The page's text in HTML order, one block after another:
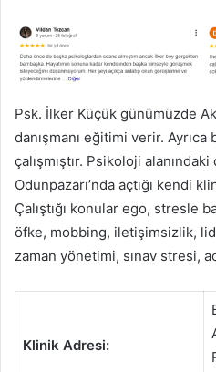
Psk. İlker Küçük günümüzde
danışmanı eğitimi verir.
çalışmıştır. Psikoloji alanındaki
Odunpazarı’nda açtığı kendi
Çalıştığı konular ego, stresle
öfke, mobbing, iletişimsizlik,
zaman yönetimi, sınav stresi,
Klinik Adresi: